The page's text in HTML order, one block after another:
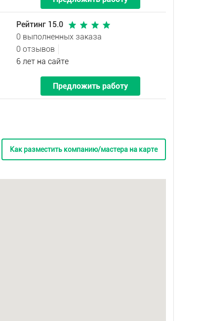
Рейтинг 15.0
0 выполненных заказа
0 отзывов
6 лет на сайте
Предложить работу
Как разместить компанию/мастера на карте